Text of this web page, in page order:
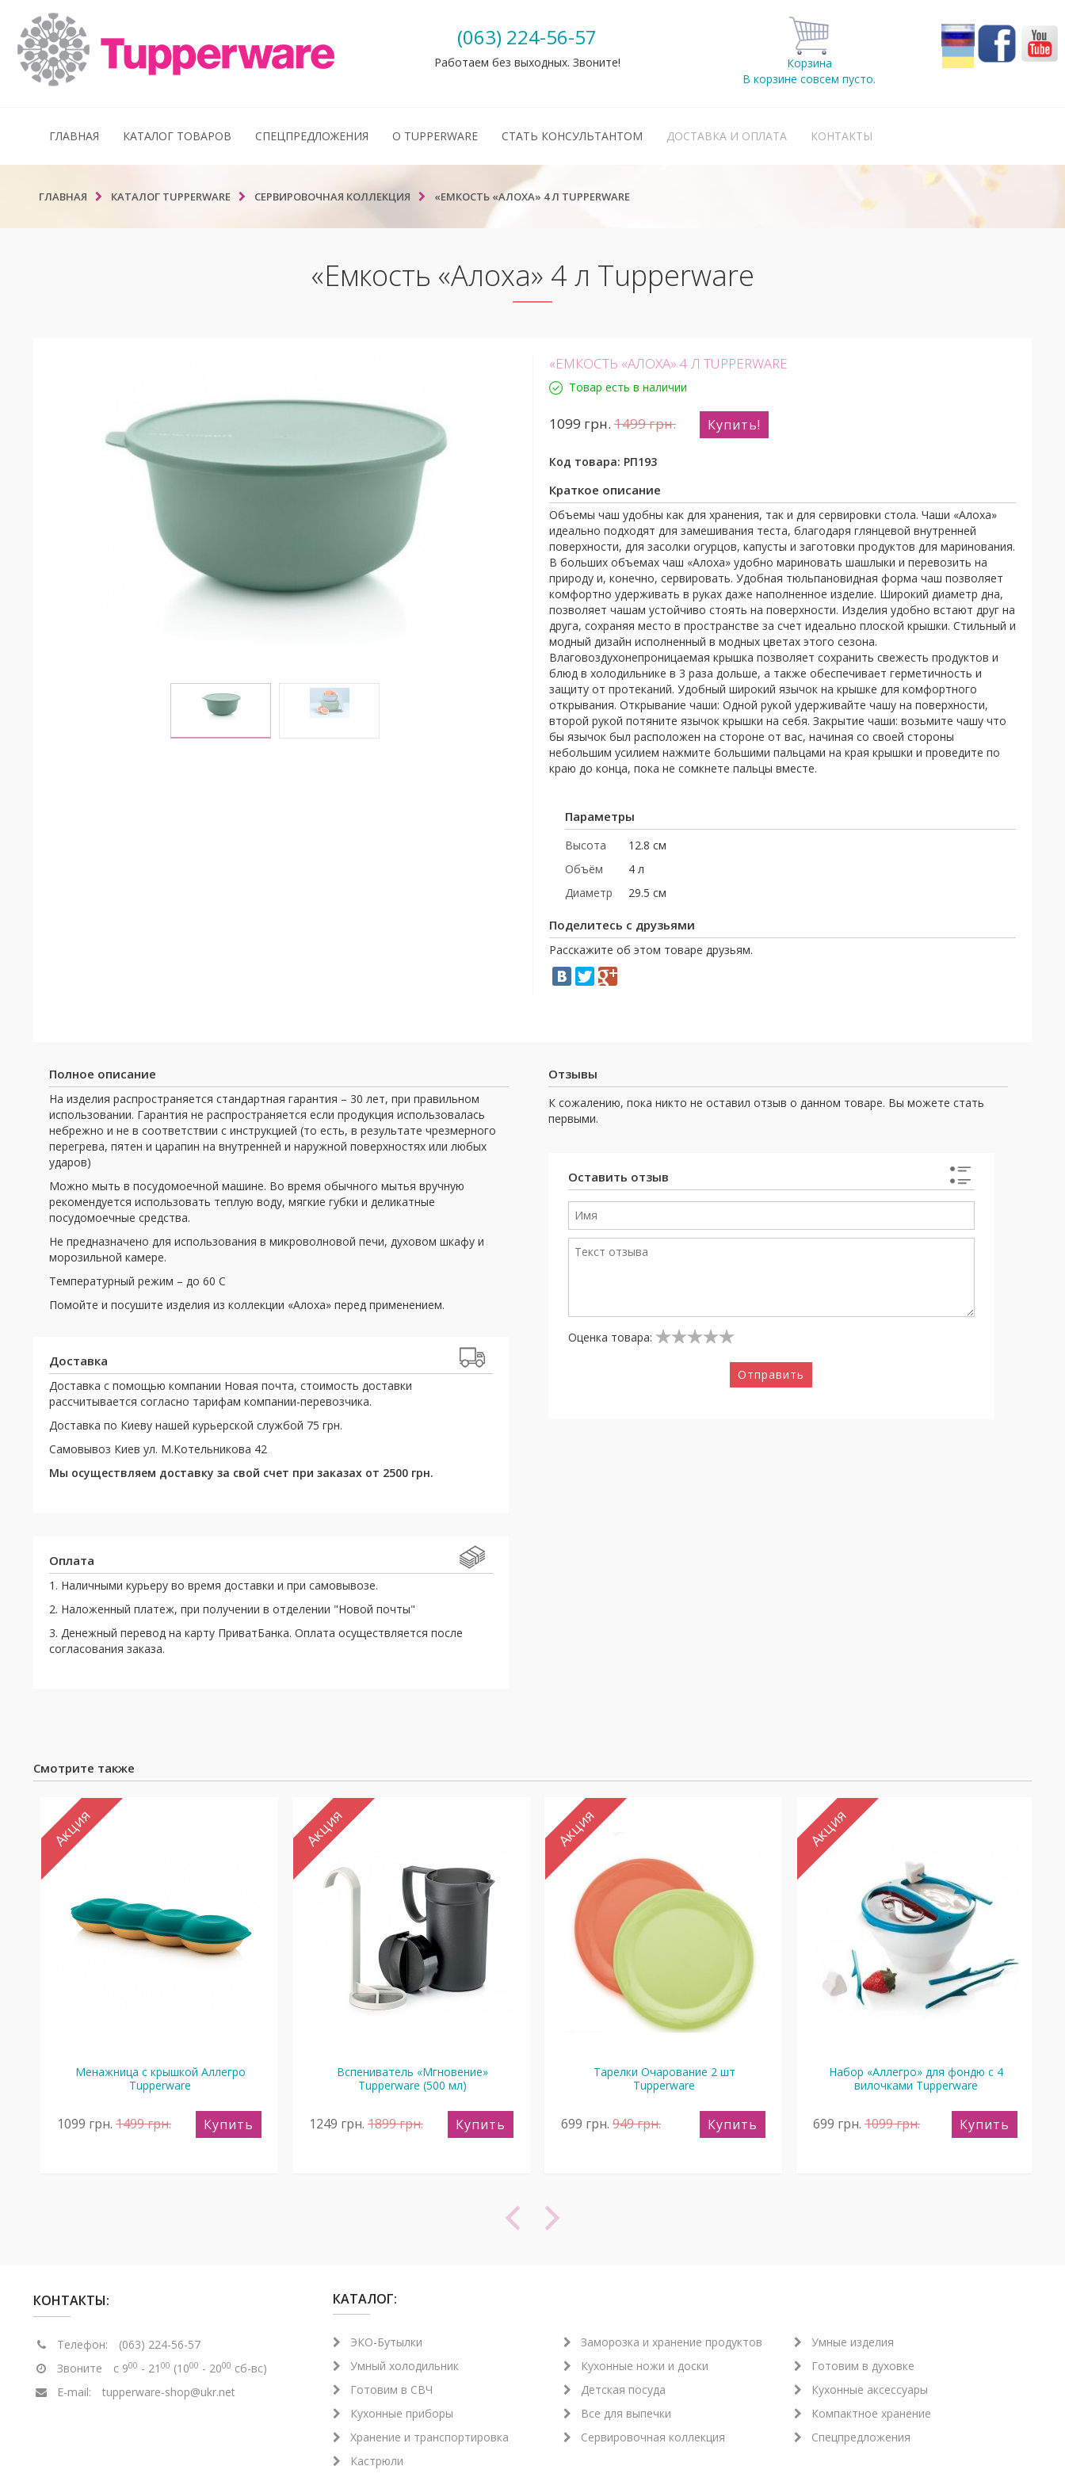
(063) 224-56-57
Работаем без выходных. Звоните!
Корзина
В корзине совсем пусто.
ГЛАВНАЯ КАТАЛОГ ТОВАРОВ СПЕЦПРЕДЛОЖЕНИЯ О TUPPERWARE СТАТЬ КОНСУЛЬТАНТОМ ДОСТАВКА И ОПЛАТА КОНТАКТЫ
ГЛАВНАЯ КАТАЛОГ TUPPERWARE СЕРВИРОВОЧНАЯ КОЛЛЕКЦИЯ «ЕМКОСТЬ «АЛОХА» 4 Л TUPPERWARE
«Емкость «Алоха» 4 л Tupperware
«ЕМКОСТЬ «АЛОХА» 4 Л TUPPERWARE
Товар есть в наличии
1099 грн. 1499грн. Купить!
Код товара: РП193
Краткое описание
Объемы чаш удобны как для хранения, так и для сервировки стола. Чаши «Алоха»
идеально подходят для замешивания теста, благодаря глянцевой внутренней
поверхности, для засолки огурцов, капусты и заготовки продуктов для маринования.
В больших объемах чаш «Алоха» удобно мариновать шашлыки и перевозить на
природу и, конечно, сервировать. Удобная тюльпановидная форма чаш позволяет
комфортно удерживать в руках даже наполненное изделие. Широкий диаметр дна,
позволяет чашам устойчиво стоять на поверхности. Изделия удобно встают друг на
друга, сохраняя место в пространстве за счет идеально плоской крышки. Стильный и
модный дизайн исполненный в модных цветах этого сезона.
Влаговоздухонепроницаемая крышка позволяет сохранить свежесть продуктов и
блюд в холодильнике в 3 раза дольше, а также обеспечивает герметичность и
защиту от протеканий. Удобный широкий язычок на крышке для комфортного
открывания. Открывание чаши: Одной рукой удерживайте чашу на поверхности,
второй рукой потяните язычок крышки на себя. Закрытие чаши: возьмите чашу что
бы язычок был расположен на стороне от вас, начиная со своей стороны
небольшим усилием нажмите большими пальцами на края крышки и проведите по
краю до конца, пока не сомкнете пальцы вместе.
Параметры
Высота
12.8 см
Объём
4 л
Диаметр
29.5 см
Поделитесь с друзьями
Расскажите об этом товаре друзьям.
Полное описание
На изделия распространяется стандартная гарантия – 30 лет, при правильном
использовании. Гарантия не распространяется если продукция использовалась
небрежно и не в соответствии с инструкцией (то есть, в результате чрезмерного
перегрева, пятен и царапин на внутренней и наружной поверхностях или любых
ударов)
Можно мыть в посудомоечной машине. Во время обычного мытья вручную
рекомендуется использовать теплую воду, мягкие губки и деликатные
посудомоечные средства.
Не предназначено для использования в микроволновой печи, духовом шкафу и
морозильной камере.
Температурный режим – до 60 С
Помойте и посушите изделия из коллекции «Алоха» перед применением.
Доставка
Доставка с помощью компании Новая почта, стоимость доставки
рассчитывается согласно тарифам компании-перевозчика.
Доставка по Киеву нашей курьерской службой 75 грн.
Самовывоз Киев ул. М.Котельникова 42
Мы осуществляем доставку за свой счет при заказах от 2500 грн.
Оплата
1. Наличными курьеру во время доставки и при самовывозе.
2. Наложенный платеж, при получении в отделении "Новой почты"
3. Денежный перевод на карту ПриватБанка. Оплата осуществляется после
согласования заказа.
Отзывы
К сожалению, пока никто не оставил отзыв о данном товаре. Вы можете стать
первыми.
Оставить отзыв
Оценка товара:
Отправить
Смотрите также
Акция
Менажница с крышкой Аллегро
Tupperware
1099 грн. 1499грн. Купить
Акция
Вспениватель «Мгновение»
Tupperware (500 мл)
1249 грн. 1899грн. Купить
Акция
Тарелки Очарование 2 шт
Tupperware
699 грн. 949грн. Купить
Акция
Набор «Аллегро» для фондю с 4
вилочками Tupperware
699 грн. 1099грн. Купить
КОНТАКТЫ:
Телефон:
(063) 224-56-57
Звоните
с 900 - 21 00 (1000 - 2000 сб-вс)
E-mail:
tupperware-shop@ukr.net
КАТАЛОГ:
ЭКО-Бутылки Заморозка и хранение продуктов
Умные изделия
Умный холодильник
Кухонные ножи и доски
Готовим в духовке
Готовим в СВЧ
Детская посуда
Кухонные аксессуары
Кухонные приборы
Все для выпечки
Компактное хранение
Хранение и транспортировка
Сервировочная коллекция
Спецпредложения
Кастрюли